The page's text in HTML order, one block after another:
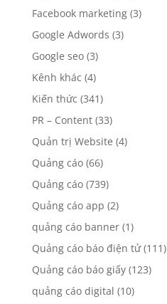
Facebook marketing(3)
Google Adwords (3)
Google seo(3)
Kênh khác (4)
Kiến thức (341)
PR – Content(33)
Quản trị Website (4)
Quảng cáo(66)
Quảng cáo(739)
Quảng cáo app (2)
quảng cáo banner(1)
Quảng cáo báo điện tử(111)
Quảng cáo báo giấy(123)
quảng cáo digital (10)